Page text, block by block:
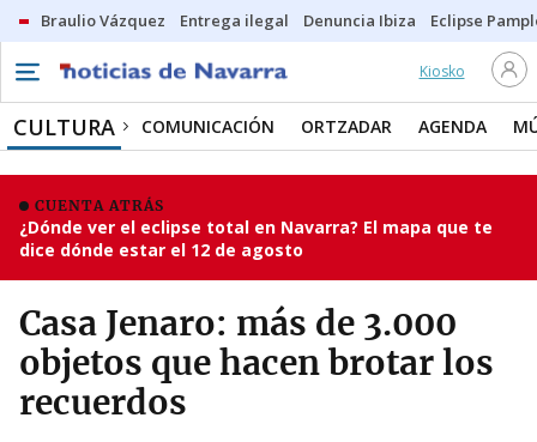
Braulio Vázquez Entrega ilegal Denuncia Ibiza Eclipse
Kiosko
CULTURA COMUNICACIÓN ORTZADAR AGENDA
CUENTA ATRÁS
¿Dónde ver el eclipse total en Navarra? El mapa que te
dice dónde estar el 12 de agosto
Casa Jenaro: más de 3.000
objetos que hacen brotar los
recuerdos